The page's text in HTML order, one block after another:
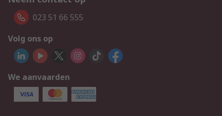
023 51 66 555
Volg ons op
We aanvaarden